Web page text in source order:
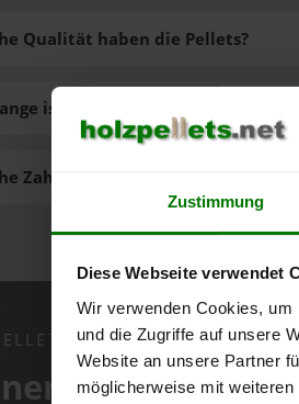
Zustimmung
Diese Webseite verwendet
Wir verwenden Cookies,
und die Zugriffe auf unsere
Website an unsere Partner
möglicherweise mit
Zahlungsarten gibt es?
Qualität haben die Pellets?
ist die Lieferzeit der Pellets?
APP
Sie schon